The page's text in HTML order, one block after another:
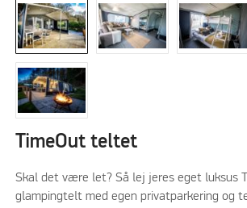
TimeOut teltet
Skal det være let? Så lej jeres eget luksus
glampingtelt med egen privatparkering og